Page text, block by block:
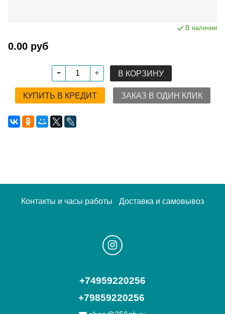
В наличии
0.00 руб
В КОРЗИНУ
КУПИТЬ В КРЕДИТ ЗАКАЗ В ОДИН КЛИК
Контакты и часы работы Доставка и самовывоз
+74959220256
+79859220256